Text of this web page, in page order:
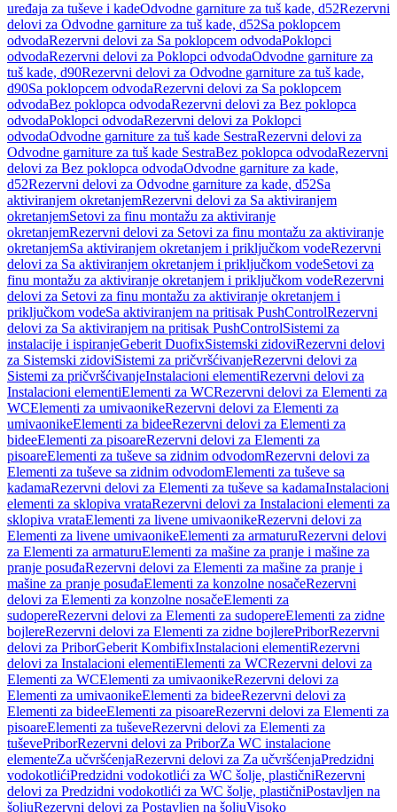
uređaja za tuševe i kadeOdvodne garniture za tuš kade, d52Rezervni
delovi za Odvodne garniture za tuš kade, d52Sa poklopcem
odvodaRezervni delovi za Sa poklopcem odvodaPoklopci
odvodaRezervni delovi za Poklopci odvodaOdvodne garniture za
tuš kade, d90Rezervni delovi za Odvodne garniture za tuš kade,
d90Sa poklopcem odvodaRezervni delovi za Sa poklopcem
odvodaBez poklopca odvodaRezervni delovi za Bez poklopca
odvodaPoklopci odvodaRezervni delovi za Poklopci
odvodaOdvodne garniture za tuš kade SestraRezervni delovi za
Odvodne garniture za tuš kade SestraBez poklopca odvodaRezervni
delovi za Bez poklopca odvodaOdvodne garniture za kade,
d52Rezervni delovi za Odvodne garniture za kade, d52Sa
aktiviranjem okretanjemRezervni delovi za Sa aktiviranjem
okretanjemSetovi za finu montažu za aktiviranje
okretanjemRezervni delovi za Setovi za finu montažu za aktiviranje
okretanjemSa aktiviranjem okretanjem i priključkom vodeRezervni
delovi za Sa aktiviranjem okretanjem i priključkom vodeSetovi za
finu montažu za aktiviranje okretanjem i priključkom vodeRezervni
delovi za Setovi za finu montažu za aktiviranje okretanjem i
priključkom vodeSa aktiviranjem na pritisak PushControlRezervni
delovi za Sa aktiviranjem na pritisak PushControlSistemi za
instalacije i ispiranjeGeberit DuofixSistemski zidoviRezervni delovi
za Sistemski zidoviSistemi za pričvršćivanjeRezervni delovi za
Sistemi za pričvršćivanjeInstalacioni elementiRezervni delovi za
Instalacioni elementiElementi za WCRezervni delovi za Elementi za
WCElementi za umivaonikeRezervni delovi za Elementi za
umivaonikeElementi za bideeRezervni delovi za Elementi za
bideeElementi za pisoareRezervni delovi za Elementi za
pisoareElementi za tuševe sa zidnim odvodomRezervni delovi za
Elementi za tuševe sa zidnim odvodomElementi za tuševe sa
kadamaRezervni delovi za Elementi za tuševe sa kadamaInstalacioni
elementi za sklopiva vrataRezervni delovi za Instalacioni elementi za
sklopiva vrataElementi za livene umivaonikeRezervni delovi za
Elementi za livene umivaonikeElementi za armaturuRezervni delovi
za Elementi za armaturuElementi za mašine za pranje i mašine za
pranje posuđaRezervni delovi za Elementi za mašine za pranje i
mašine za pranje posuđaElementi za konzolne nosačeRezervni
delovi za Elementi za konzolne nosačeElementi za
sudopereRezervni delovi za Elementi za sudopereElementi za zidne
bojlereRezervni delovi za Elementi za zidne bojlerePriborRezervni
delovi za PriborGeberit KombifixInstalacioni elementiRezervni
delovi za Instalacioni elementiElementi za WCRezervni delovi za
Elementi za WCElementi za umivaonikeRezervni delovi za
Elementi za umivaonikeElementi za bideeRezervni delovi za
Elementi za bideeElementi za pisoareRezervni delovi za Elementi za
pisoareElementi za tuševeRezervni delovi za Elementi za
tuševePriborRezervni delovi za PriborZa WC instalacione
elementeZa učvršćenjaRezervni delovi za Za učvršćenjaPredzidni
vodokotlićiPredzidni vodokotlići za WC šolje, plastičniRezervni
delovi za Predzidni vodokotlići za WC šolje, plastičniPostavljen na
šoljuRezervni delovi za Postavljen na šoljuVisoko